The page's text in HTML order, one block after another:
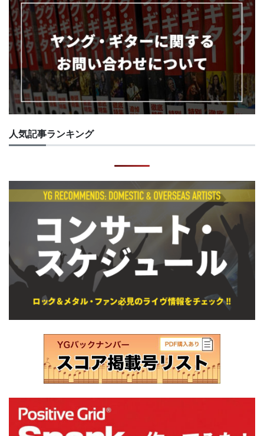
人気記事ランキング